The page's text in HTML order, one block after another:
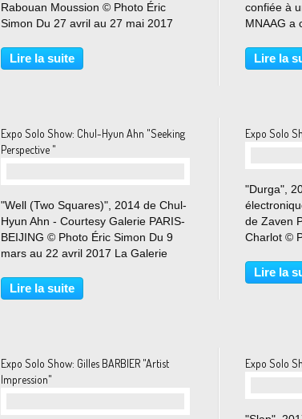
Rabouan Moussion © Photo Éric
Simon Du 27 avril au 27 mai 2017
Mehdi-Georges Lahlou, c’est qu’elles
sont au cœur de son travail. Cet
Lire la suite
confiée à
MNAAG a
d’exposer
Lire la
Expo Solo Show: Chul-Hyun Ahn "Seeking
Perspective "
"Well (Two Squares)", 2014 de Chul-
Hyun Ahn - Courtesy Galerie PARIS-
BEIJING © Photo Éric Simon Du 9
mars au 22 avril 2017 La Galerie
présenter Seeking Perspective, la
deuxième expo- sition personnelle
Lire la suite
Expo Solo
"Durga",
de Zaven
Charlot ©
des
robots
Lire la
Expo Solo Show: Gilles BARBIER "Artist
Impression"
Expo Solo